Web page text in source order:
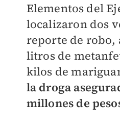
Elementos del
localizaron dos
reporte de robo,
litros de
kilos de
la droga
millones de